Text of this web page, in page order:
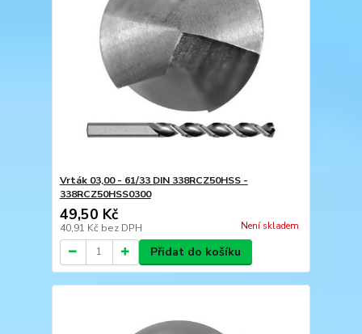
Vrták 03,00 - 61/33 DIN 338RCZ50HSS -
338RCZ50HSS0300
49,50 Kč
40,91 Kč bez DPH Není skladem
Přidat do košíku